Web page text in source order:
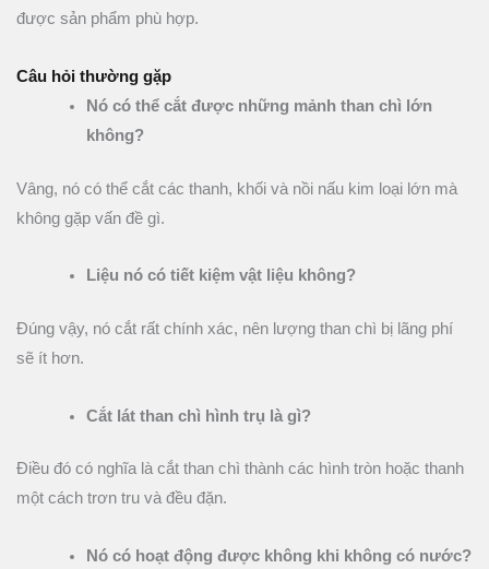
được sản phẩm phù hợp.
Câu hỏi thường gặp
Nó có thể cắt được những mảnh than chì lớn
không?
Vâng, nó có thể cắt các thanh, khối và nồi nấu kim loại lớn mà
không gặp vấn đề gì.
Liệu nó có tiết kiệm vật liệu không?
Đúng vậy, nó cắt rất chính xác, nên lượng than chì bị lãng phí
sẽ ít hơn.
Cắt lát than chì hình trụ là gì?
Điều đó có nghĩa là cắt than chì thành các hình tròn hoặc thanh
một cách trơn tru và đều đặn.
Nó có hoạt động được không khi không có nước?